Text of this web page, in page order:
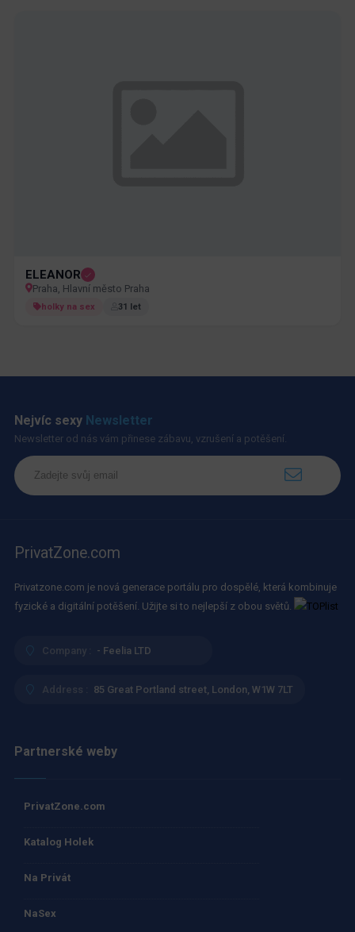
ELEANOR
Praha, Hlavní město Praha
holky na sex 31 let
Nejvíc sexy Newsletter
Newsletter od nás vám přinese zábavu, vzrušení a potěšení.
PrivatZone.com
Privatzone.com je nová generace portálu pro dospělé, která kombinuje
fyzické a digitální potěšení. Užijte si to nejlepší z obou světů.
Company : - Feelia LTD
Address : 85 Great Portland street, London, W1W 7LT
Partnerské weby
PrivatZone.com
Katalog Holek
Na Privát
NaSex